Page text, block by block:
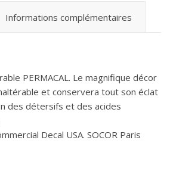
Informations complémentaires
PERMACAL. Le magnifique décor
et conservera tout son éclat
des détersifs et des acides
Decal USA. SOCOR Paris